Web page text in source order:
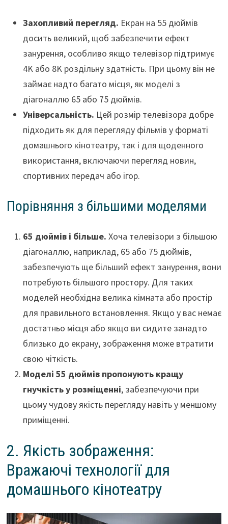
Захопливий перегляд. Екран на 55 дюймів
досить великий, щоб забезпечити ефект
занурення, особливо якщо телевізор підтримує
4K або 8K роздільну здатність. При цьому він не
займає надто багато місця, як моделі з
діагоналлю 65 або 75 дюймів.
Універсальність. Цей розмір телевізора добре
підходить як для перегляду фільмів у форматі
домашнього кінотеатру, так і для щоденного
використання, включаючи перегляд новин,
спортивних передач або ігор.
Порівняння з більшими моделями
65 дюймів і більше. Хоча телевізори з більшою
діагоналлю, наприклад, 65 або 75 дюймів,
забезпечують ще більший ефект занурення, вони
потребують більшого простору. Для таких
моделей необхідна велика кімната або простір
для правильного встановлення. Якщо у вас немає
достатньо місця або якщо ви сидите занадто
близько до екрану, зображення може втратити
свою чіткість.
Моделі 55 дюймів пропонують кращу
гнучкість у розміщенні, забезпечуючи при
цьому чудову якість перегляду навіть у меншому
приміщенні.
2. Якість зображення:
Вражаючі технології для
домашнього кінотеатру